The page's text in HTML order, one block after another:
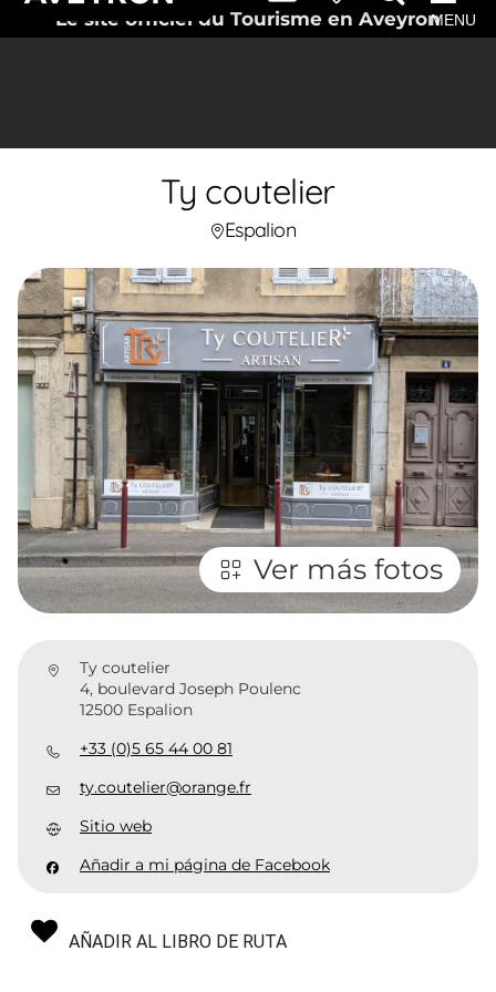
Le site officiel du Tourisme en AveyronMENU
Ty coutelier
Espalion
Ver más fotos
Ty coutelier
4, boulevard Joseph Poulenc
12500 Espalion
+33 (0)5 65 44 00 81
ty.coutelier@orange.fr
Sitio web
Añadir a mi página de Facebook
AÑADIR AL LIBRO DE RUTA